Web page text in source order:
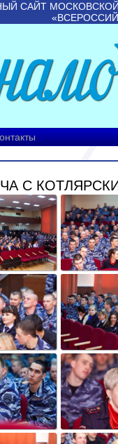
САЙТ
С